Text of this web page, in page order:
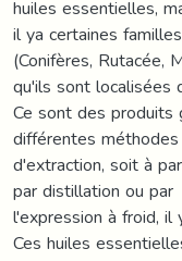
huiles essentielles,
il ya certaines
(Conifères, Rutacée,
qu'ils sont localisées
Ce sont des
différentes méthodes
d'extraction, soit à
par distillation ou par
l'expression à froid,
Ces huiles